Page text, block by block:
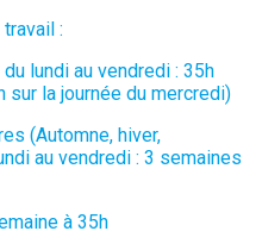
:
lundi au vendredi : 35h
sur la journée du mercredi)
(Automne, hiver,
au vendredi : 3 semaines
à 35h